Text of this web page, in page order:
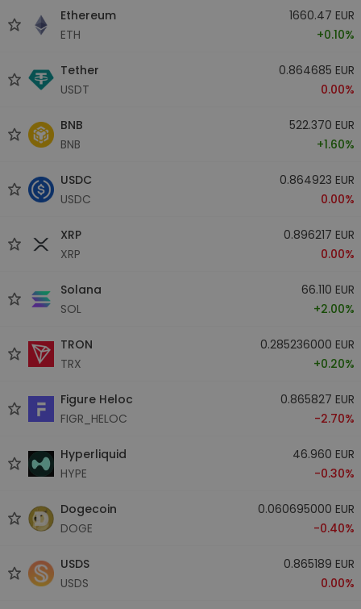
Ethereum
ETH
1660.47 EUR
+0.10%
Tether
USDT
0.864685 EUR
0.00%
BNB
BNB
522.370 EUR
+1.60%
USDC
USDC
0.864923 EUR
0.00%
XRP
XRP
0.896217 EUR
0.00%
Solana
SOL
66.110 EUR
+2.00%
TRON
TRX
0.285236000 EUR
+0.20%
Figure Heloc
FIGR_HELOC
0.865827 EUR
-2.70%
Hyperliquid
HYPE
46.960 EUR
-0.30%
Dogecoin
DOGE
0.060695000 EUR
-0.40%
USDS
USDS
0.865189 EUR
0.00%